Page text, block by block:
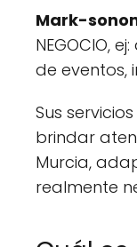
Mark-
NEGOCIO,
de eventos,
Sus
brindar
Murcia,
realmente